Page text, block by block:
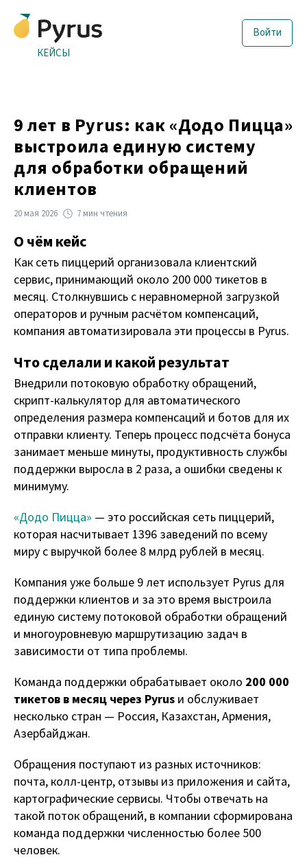
КЕЙСЫ
Войти
9 лет в Pyrus: как «Додо Пицца»
выстроила единую систему
для обработки обращений
клиентов
20 мая 2026 7 мин чтения
О чём кейс
Как сеть пиццерий организовала клиентский
сервис, принимающий около 200 000 тикетов в
месяц. Столкнувшись с неравномерной загрузкой
операторов и ручным расчётом компенсаций,
компания автоматизировала эти процессы в Pyrus.
Что сделали и какой результат
Внедрили потоковую обработку обращений,
скрипт-калькулятор для автоматического
определения размера компенсаций и ботов для их
отправки клиенту. Теперь процесс подсчёта бонуса
занимает меньше минуты, продуктивность службы
поддержки выросла в 2 раза, а ошибки сведены к
минимуму.
«Додо Пицца» — это российская сеть пиццерий,
которая насчитывает 1396 заведений по всему
миру с выручкой более 8 млрд рублей в месяц.
Компания уже больше 9 лет использует Pyrus для
поддержки клиентов и за это время выстроила
единую систему потоковой обработки обращений
и многоуровневую маршрутизацию задач в
зависимости от типа проблемы.
Команда поддержки обрабатывает около 200 000
тикетов в месяц через Pyrus и обслуживает
несколько стран — Россия, Казахстан, Армения,
Азербайджан.
Обращения поступают из разных источников:
почта, колл-центр, отзывы из приложения и сайта,
картографические сервисы. Чтобы отвечать на
такой поток обращений, в компании сформирована
команда поддержки численностью более 500
человек.